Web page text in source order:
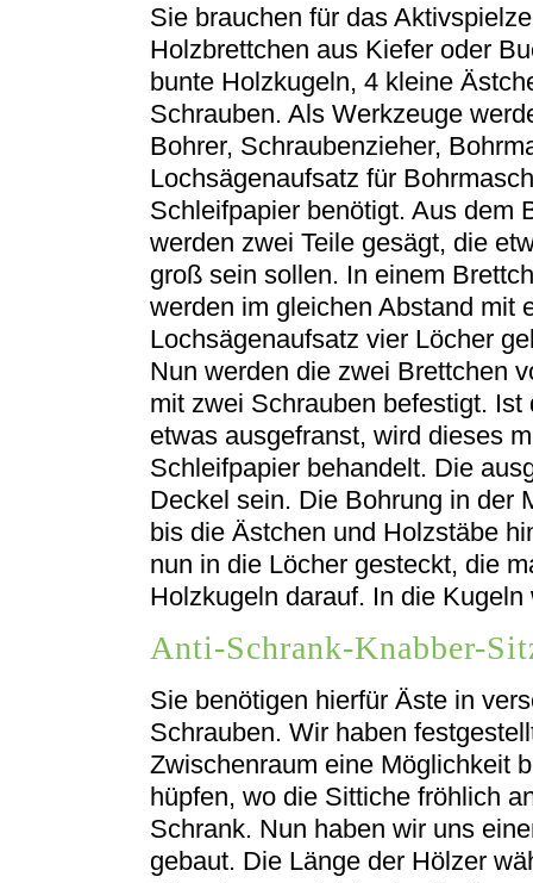
Sie brauchen für das
Holzbrettchen aus Kiefer oder
bunte Holzkugeln, 4 kleine
Schrauben. Als Werkzeuge
Bohrer, Schraubenzieher,
Lochsägenaufsatz für
Schleifpapier benötigt. Aus dem
werden zwei Teile gesägt, die
groß sein sollen. In einem
werden im gleichen Abstand mit
Lochsägenaufsatz vier Löcher
Nun werden die zwei Brettchen
mit zwei Schrauben befestigt. Ist
etwas ausgefranst, wird dieses
Schleifpapier behandelt. Die
Deckel sein. Die Bohrung in der
bis die Ästchen und Holzstäbe
nun in die Löcher gesteckt, die
Holzkugeln darauf. In die
Anti-Schrank-Knabber-
Sie benötigen hierfür Äste in
Schrauben. Wir haben
Zwischenraum eine Möglichkeit
hüpfen, wo die Sittiche fröhlich
Schrank. Nun haben wir uns
gebaut. Die Länge der Hölzer